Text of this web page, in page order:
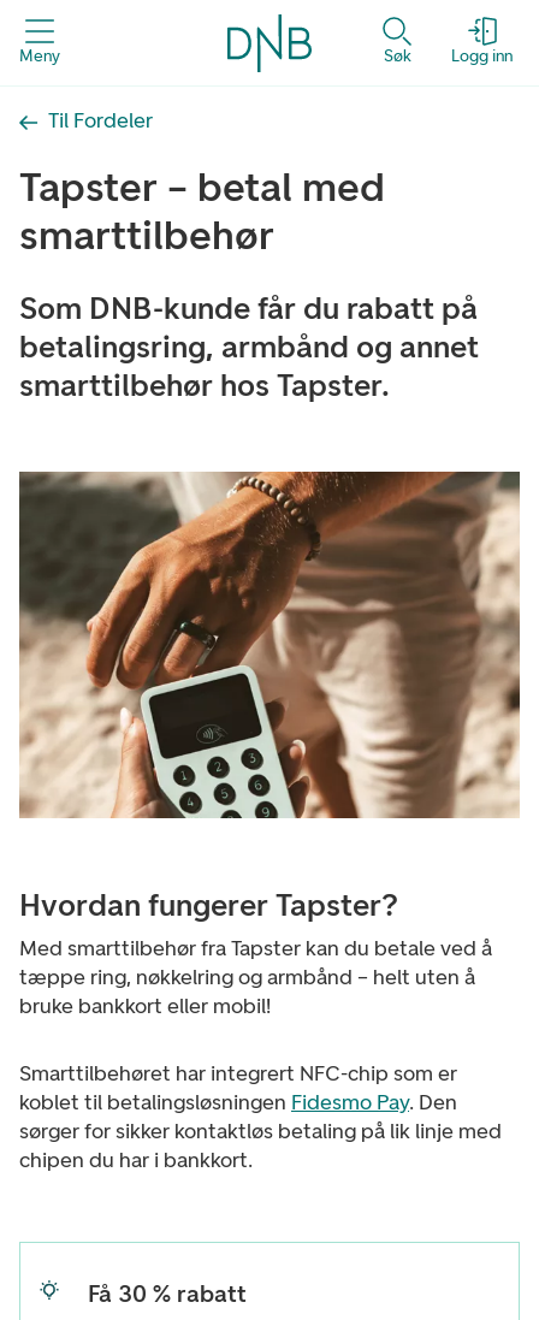
Meny Søk Logg inn
Til Fordeler
Tapster – betal med
smarttilbehør
Som DNB-kunde får du rabatt på
betalingsring, armbånd og annet
smarttilbehør hos Tapster.
Hvordan fungerer Tapster?
Med smarttilbehør fra Tapster kan du betale ved å
tæppe ring, nøkkelring og armbånd – helt uten å
bruke bankkort eller mobil!
Smarttilbehøret har integrert NFC-chip som er
koblet til betalingsløsningen Fidesmo Pay. Den
sørger for sikker kontaktløs betaling på lik linje med
chipen du har i bankkort.
Få 30 % rabatt